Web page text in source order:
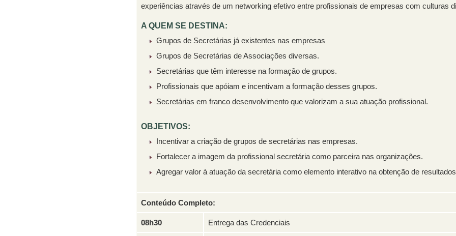
experiências através de um networking efetivo entre profissionais de empresas com culturas
A QUEM SE DESTINA:
Grupos de Secretárias já existentes nas empresas
Grupos de Secretárias de Associações diversas.
Secretárias que têm interesse na formação de grupos.
Profissionais que apóiam e incentivam a formação desses grupos.
Secretárias em franco desenvolvimento que valorizam a sua atuação profissional.
OBJETIVOS:
Incentivar a criação de grupos de secretárias nas empresas.
Fortalecer a imagem da profissional secretária como parceira nas organizações.
Agregar valor à atuação da secretária como elemento interativo na obtenção de
Conteúdo Completo:
08h30 Entrega das Credenciais